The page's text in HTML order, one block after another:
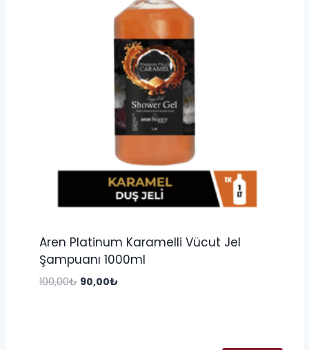
Aren Platinum Karamelli Vücut Jel
Şampuanı 1000ml
100,00₺ Orijinal
90,00₺Şu